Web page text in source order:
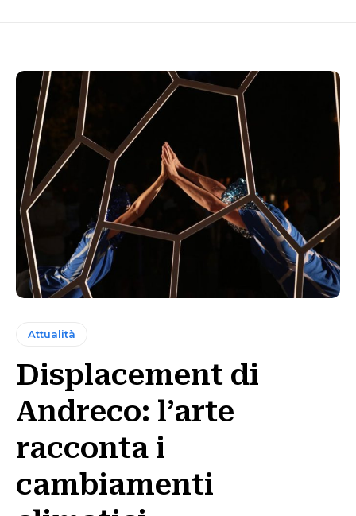
Attualità
Displacement di
Andreco: l’arte
racconta i
cambiamenti